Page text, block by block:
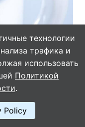
л. лимонного
которое
на 2 часа в
технологии
трафика и
использовать
Политикой
.
Policy